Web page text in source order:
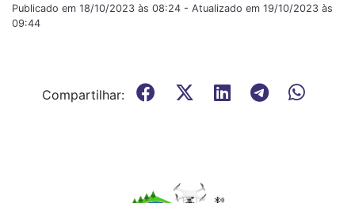
Publicado em 18/10/2023 às 08:24 - Atualizado em 19/10/2023 às
09:44
Compartilhar: